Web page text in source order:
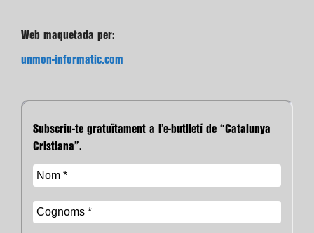
Web maquetada per:
unmon-informatic.com
Subscriu-te gratuïtament a l’e-butlletí de “Catalunya
Cristiana”.